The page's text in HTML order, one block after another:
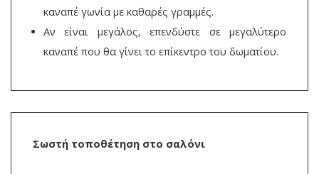
καναπέ γωνία με καθαρές γραμμές.
Αν είναι μεγάλος, επενδύστε σε μεγαλύτερο
καναπέ που θα γίνει το επίκεντρο του δωματίου.
Σωστή τοποθέτηση στο σαλόνι